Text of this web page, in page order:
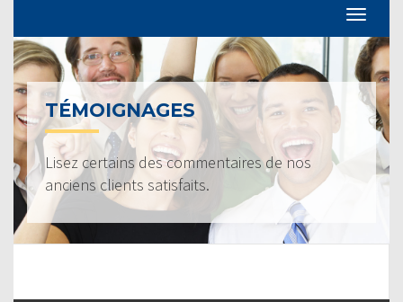
TÉMOIGNAGES
Lisez certains des commentaires de nos
anciens clients satisfaits.